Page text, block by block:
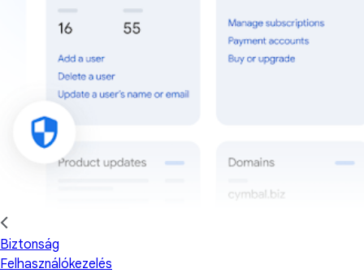
Biztonság
Felhasználókezelés